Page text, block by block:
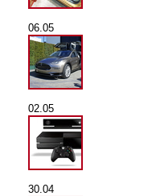
06.05
02.05
30.04